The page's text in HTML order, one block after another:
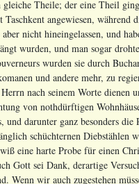
Theile; der eine Theil
angewiesen,
nicht hineingelassen, und
wurden, und man sogar
wurden sie durch
und andere mehr, zu
nach seinem Worte
von nothdürftigen
und darunter ganz besonders
schüchternen Diebstählen
eine harte Probe für einen
Gott sei Dank, derartige
Wenn wir auch zugestehen